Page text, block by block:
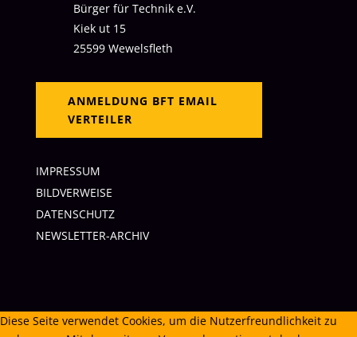
Bürger für Technike.V.
Kiek ut 15
25599 Wewelsfleth
ANMELDUNG BFT EMAIL
VERTEILER
IMPRESSUM
BILDVERWEISE
DATENSCHUTZ
NEWSLETTER-ARCHIV
Diese Seite verwendet Cookies, um die Nutzerfreundlichkeit zu